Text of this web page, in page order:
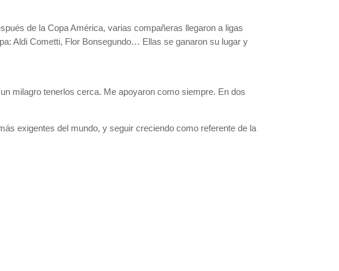
de la Copa América, varias compañeras llegaron a ligas
Aldi Cometti, Flor Bonsegundo… Ellas se ganaron su lugar y
milagro tenerlos cerca. Me apoyaron como siempre. En dos
exigentes del mundo, y seguir creciendo como referente de la